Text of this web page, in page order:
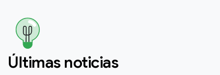
Últimas noticias